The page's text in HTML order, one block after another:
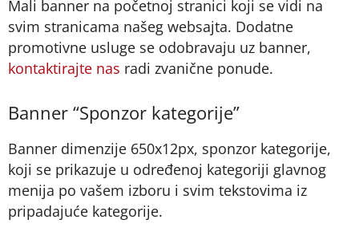
Mali banner na početnoj stranici koji se vidi na
svim stranicama našeg websajta. Dodatne
promotivne usluge se odobravaju uz banner,
kontaktirajte nas radi zvanične ponude.
Banner “Sponzor kategorije”
Banner dimenzije 650x12px, sponzor kategorije,
koji se prikazuje u određenoj kategoriji glavnog
menija po vašem izboru i svim tekstovima iz
pripadajuće kategorije.